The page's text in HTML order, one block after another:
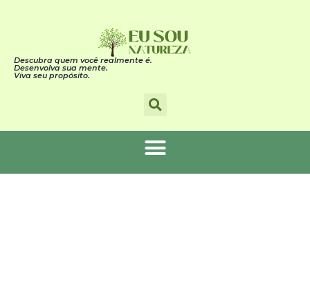
Descubra quem você realmente é.
Desenvolva sua mente.
Viva seu propósito.